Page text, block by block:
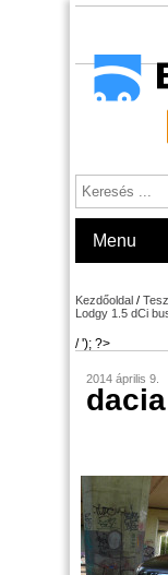
Menu
Kezdőoldal /
Lodgy 1.5 dCi
/ '); ?>
2014 április 9.